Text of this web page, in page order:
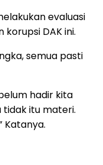
evaluasi
DAK ini.
semua pasti
hadir kita
tidak itu materi.
Katanya.